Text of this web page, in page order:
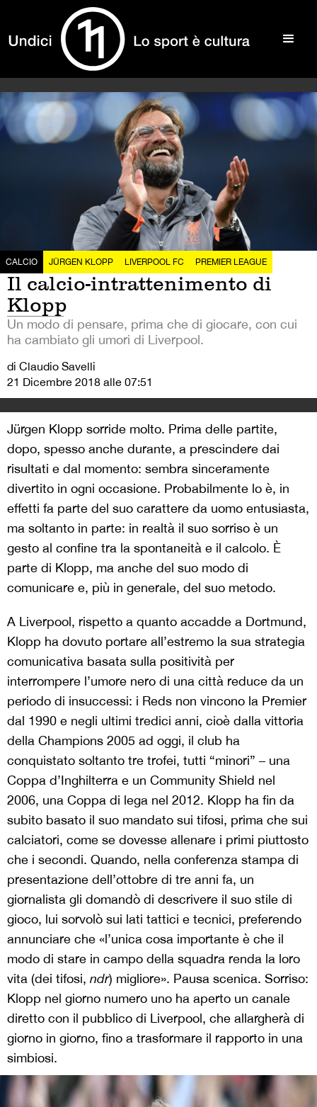
CALCIO JÜRGEN KLOPP LIVERPOOL FC PREMIER LEAGUE
Il calcio-intrattenimento di
Klopp
Un modo di pensare, prima che di giocare, con cui
ha cambiato gli umori di Liverpool.
di Claudio Savelli
21 Dicembre 2018 alle 07:51
Jürgen Klopp sorride molto. Prima delle partite,
dopo, spesso anche durante, a prescindere dai
risultati e dal momento: sembra sinceramente
divertito in ogni occasione. Probabilmente lo è, in
effetti fa parte del suo carattere da uomo entusiasta,
ma soltanto in parte: in realtà il suo sorriso è un
gesto al confine tra la spontaneità e il calcolo. È
parte di Klopp, ma anche del suo modo di
comunicare e, più in generale, del suo metodo.
A Liverpool, rispetto a quanto accadde a Dortmund,
Klopp ha dovuto portare all’estremo la sua strategia
comunicativa basata sulla positività per
interrompere l’umore nero di una città reduce da un
periodo di insuccessi: i Reds non vincono la Premier
dal 1990 e negli ultimi tredici anni, cioè dalla vittoria
della Champions 2005 ad oggi, il club ha
conquistato soltanto tre trofei, tutti “minori” – una
Coppa d’Inghilterra e un Community Shield nel
2006, una Coppa di lega nel 2012. Klopp ha fin da
subito basato il suo mandato sui tifosi, prima che sui
calciatori, come se dovesse allenare i primi piuttosto
che i secondi. Quando, nella conferenza stampa di
presentazione dell’ottobre di tre anni fa, un
giornalista gli domandò di descrivere il suo stile di
gioco, lui sorvolò sui lati tattici e tecnici, preferendo
annunciare che «l’unica cosa importante è che il
modo di stare in campo della squadra renda la loro
vita (dei tifosi, ndr) migliore». Pausa scenica. Sorriso:
Klopp nel giorno numero uno ha aperto un canale
diretto con il pubblico di Liverpool, che allargherà di
giorno in giorno, fino a trasformare il rapporto in una
simbiosi.